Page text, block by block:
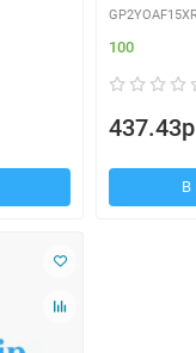
GP2YOAF15XR
100
В